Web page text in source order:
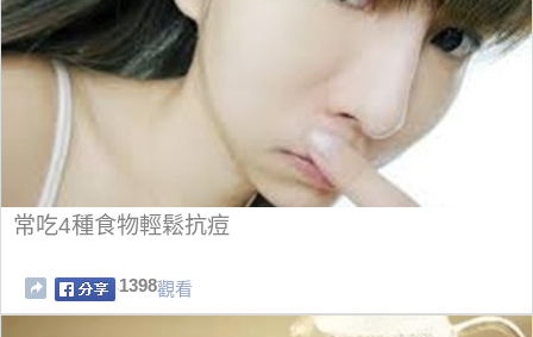
常吃4種食物輕鬆抗痘
1398觀看